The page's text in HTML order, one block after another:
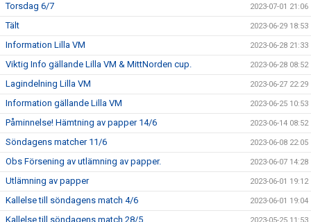
Torsdag 6/7 2023-07-01 21:06
Tält 2023-06-29 18:53
Information Lilla VM 2023-06-28 21:33
Viktig Info gällande Lilla VM & MittNorden cup. 2023-06-28 08:52
Lagindelning Lilla VM 2023-06-27 22:29
Information gällande Lilla VM 2023-06-25 10:53
Påminnelse! Hämtning av papper 14/6 2023-06-14 08:52
Söndagens matcher 11/6 2023-06-08 22:05
Obs Försening av utlämning av papper. 2023-06-07 14:28
Utlämning av papper 2023-06-01 19:12
Kallelse till söndagens match 4/6 2023-06-01 19:04
Kallelse till söndagens match 28/5